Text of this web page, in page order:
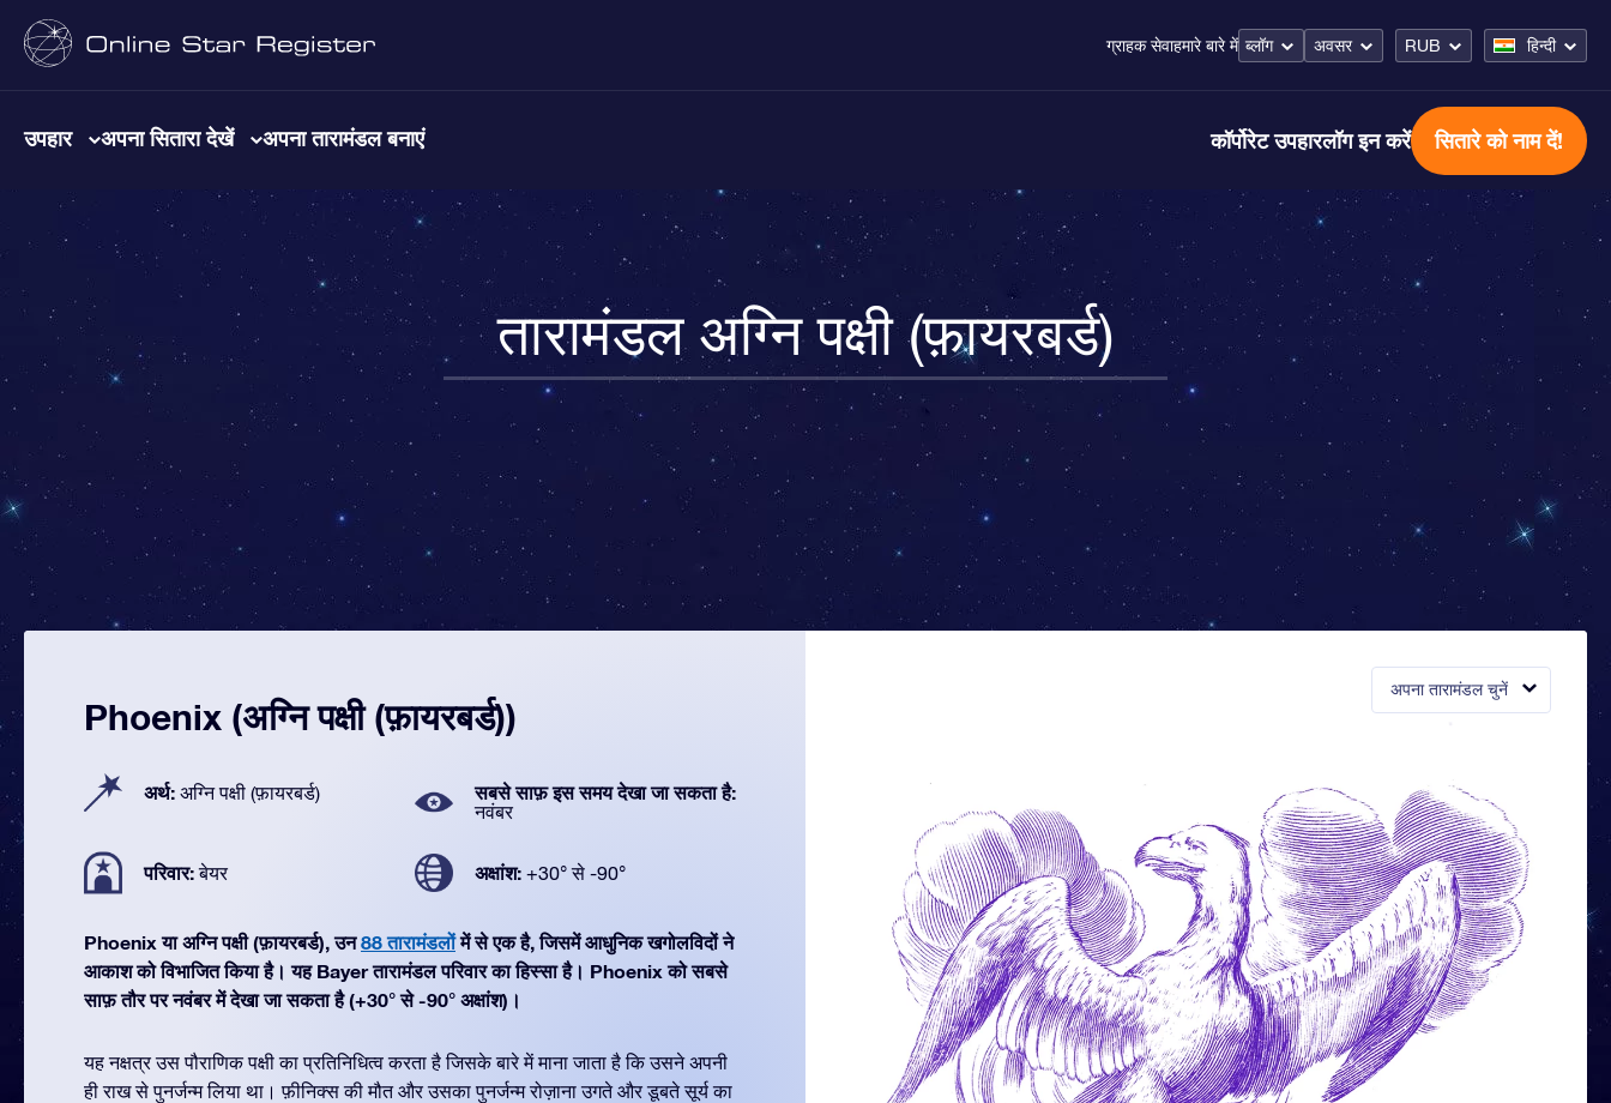
ग्राहक सेवाहमारे बारे में ब्लॉग अवसर RUB हिन्दी
उपहार अपना सितारा देखें अपना तारामंडल बनाएं कॉर्पोरेट उपहारलॉग इन करें सितारे को नाम दें!
तारामंडल अग्नि पक्षी (फ़ायरबर्ड)
अपना तारामंडल चुनें
Phoenix (अग्नि पक्षी (फ़ायरबर्ड))
अर्थ: अग्नि पक्षी (फ़ायरबर्ड) सबसे साफ़ इस समय देखा जा सकता है:
नवंबर
परिवार:बेयर अक्षांश: +30° से -90°
Phoenix या अग्नि पक्षी (फ़ायरबर्ड), उन88 तारामंडलोंमें से एक है, जिसमें आधुनिक खगोलविदों ने
आकाश को विभाजित किया है। यह Bayer तारामंडल परिवार का हिस्सा है। Phoenix को सबसे
साफ़ तौर पर नवंबर में देखा जा सकता है (+30° से -90° अक्षांश)।
यह नक्षत्र उस पौराणिक पक्षी का प्रतिनिधित्व करता है जिसके बारे में माना जाता है कि उसने अपनी
ही राख से पुनर्जन्म लिया था। फ़ीनिक्स की मौत और उसका पुनर्जन्म रोज़ाना उगते और डूबते सूर्य का